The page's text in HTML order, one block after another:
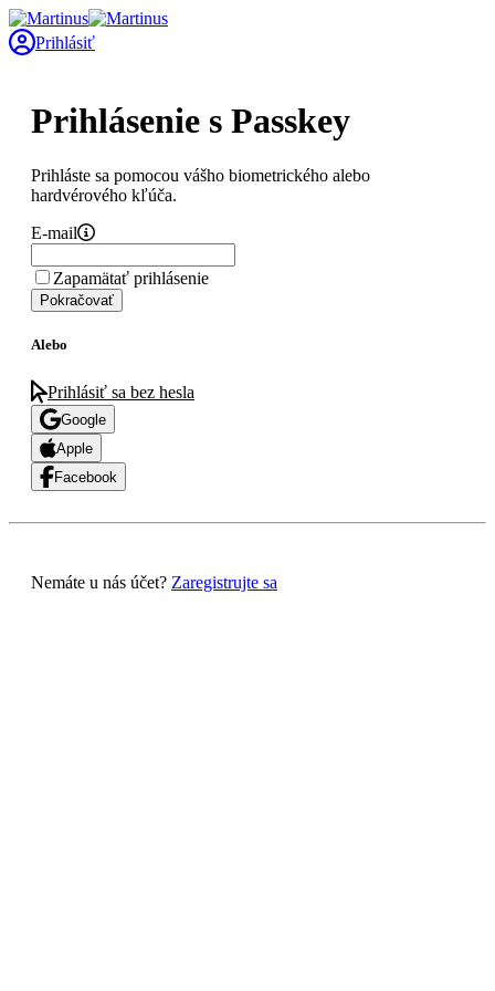
Prihlásiť
Prihlásenie s Passkey
Prihláste sa pomocou vášho biometrického alebo
hardvérového kľúča.
E-mail
Zapamätať prihlásenie
Pokračovať
Alebo
Prihlásiť sa bez hesla
Google
Apple
Facebook
Nemáte u nás účet? Zaregistrujte sa